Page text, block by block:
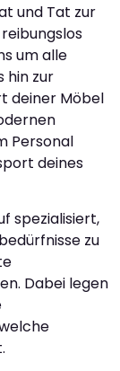
und Tat zur
um alle
hin zur
deiner Möbel
Personal
deines
spezialisiert,
zu
Dabei legen